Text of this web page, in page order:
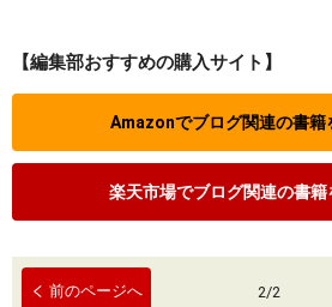
【編集部おすすめの購入サイト】
Amazonでブログ関連の書籍
楽天市場でブログ関連の書籍
前のページへ 2/2